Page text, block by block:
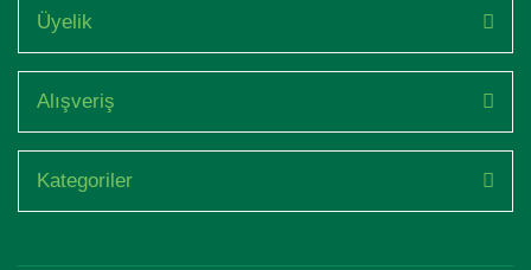
Üyelik
Alışveriş
Kategoriler